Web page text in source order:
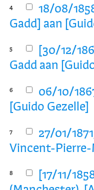
4
18/08/
Gadd] aan
5
[30/12/
Gadd aan
6
06/10/
[Guido Gezelle]
7
27/01/
Vincent-Pierre-
8
[17/11/